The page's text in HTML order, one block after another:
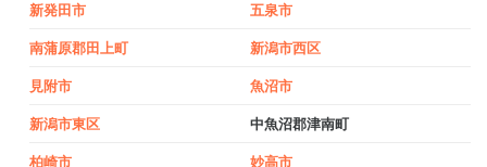
新発田市 五泉市
南蒲原郡田上町 新潟市西区
見附市 魚沼市
新潟市東区 中魚沼郡津南町
柏崎市 妙高市